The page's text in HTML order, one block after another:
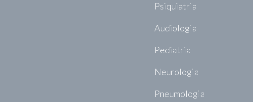
Psiquiatria
Audiologia
Pediatria
Neurologia
Pneumologia